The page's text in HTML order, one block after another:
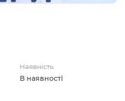
Наявність:
В наявності